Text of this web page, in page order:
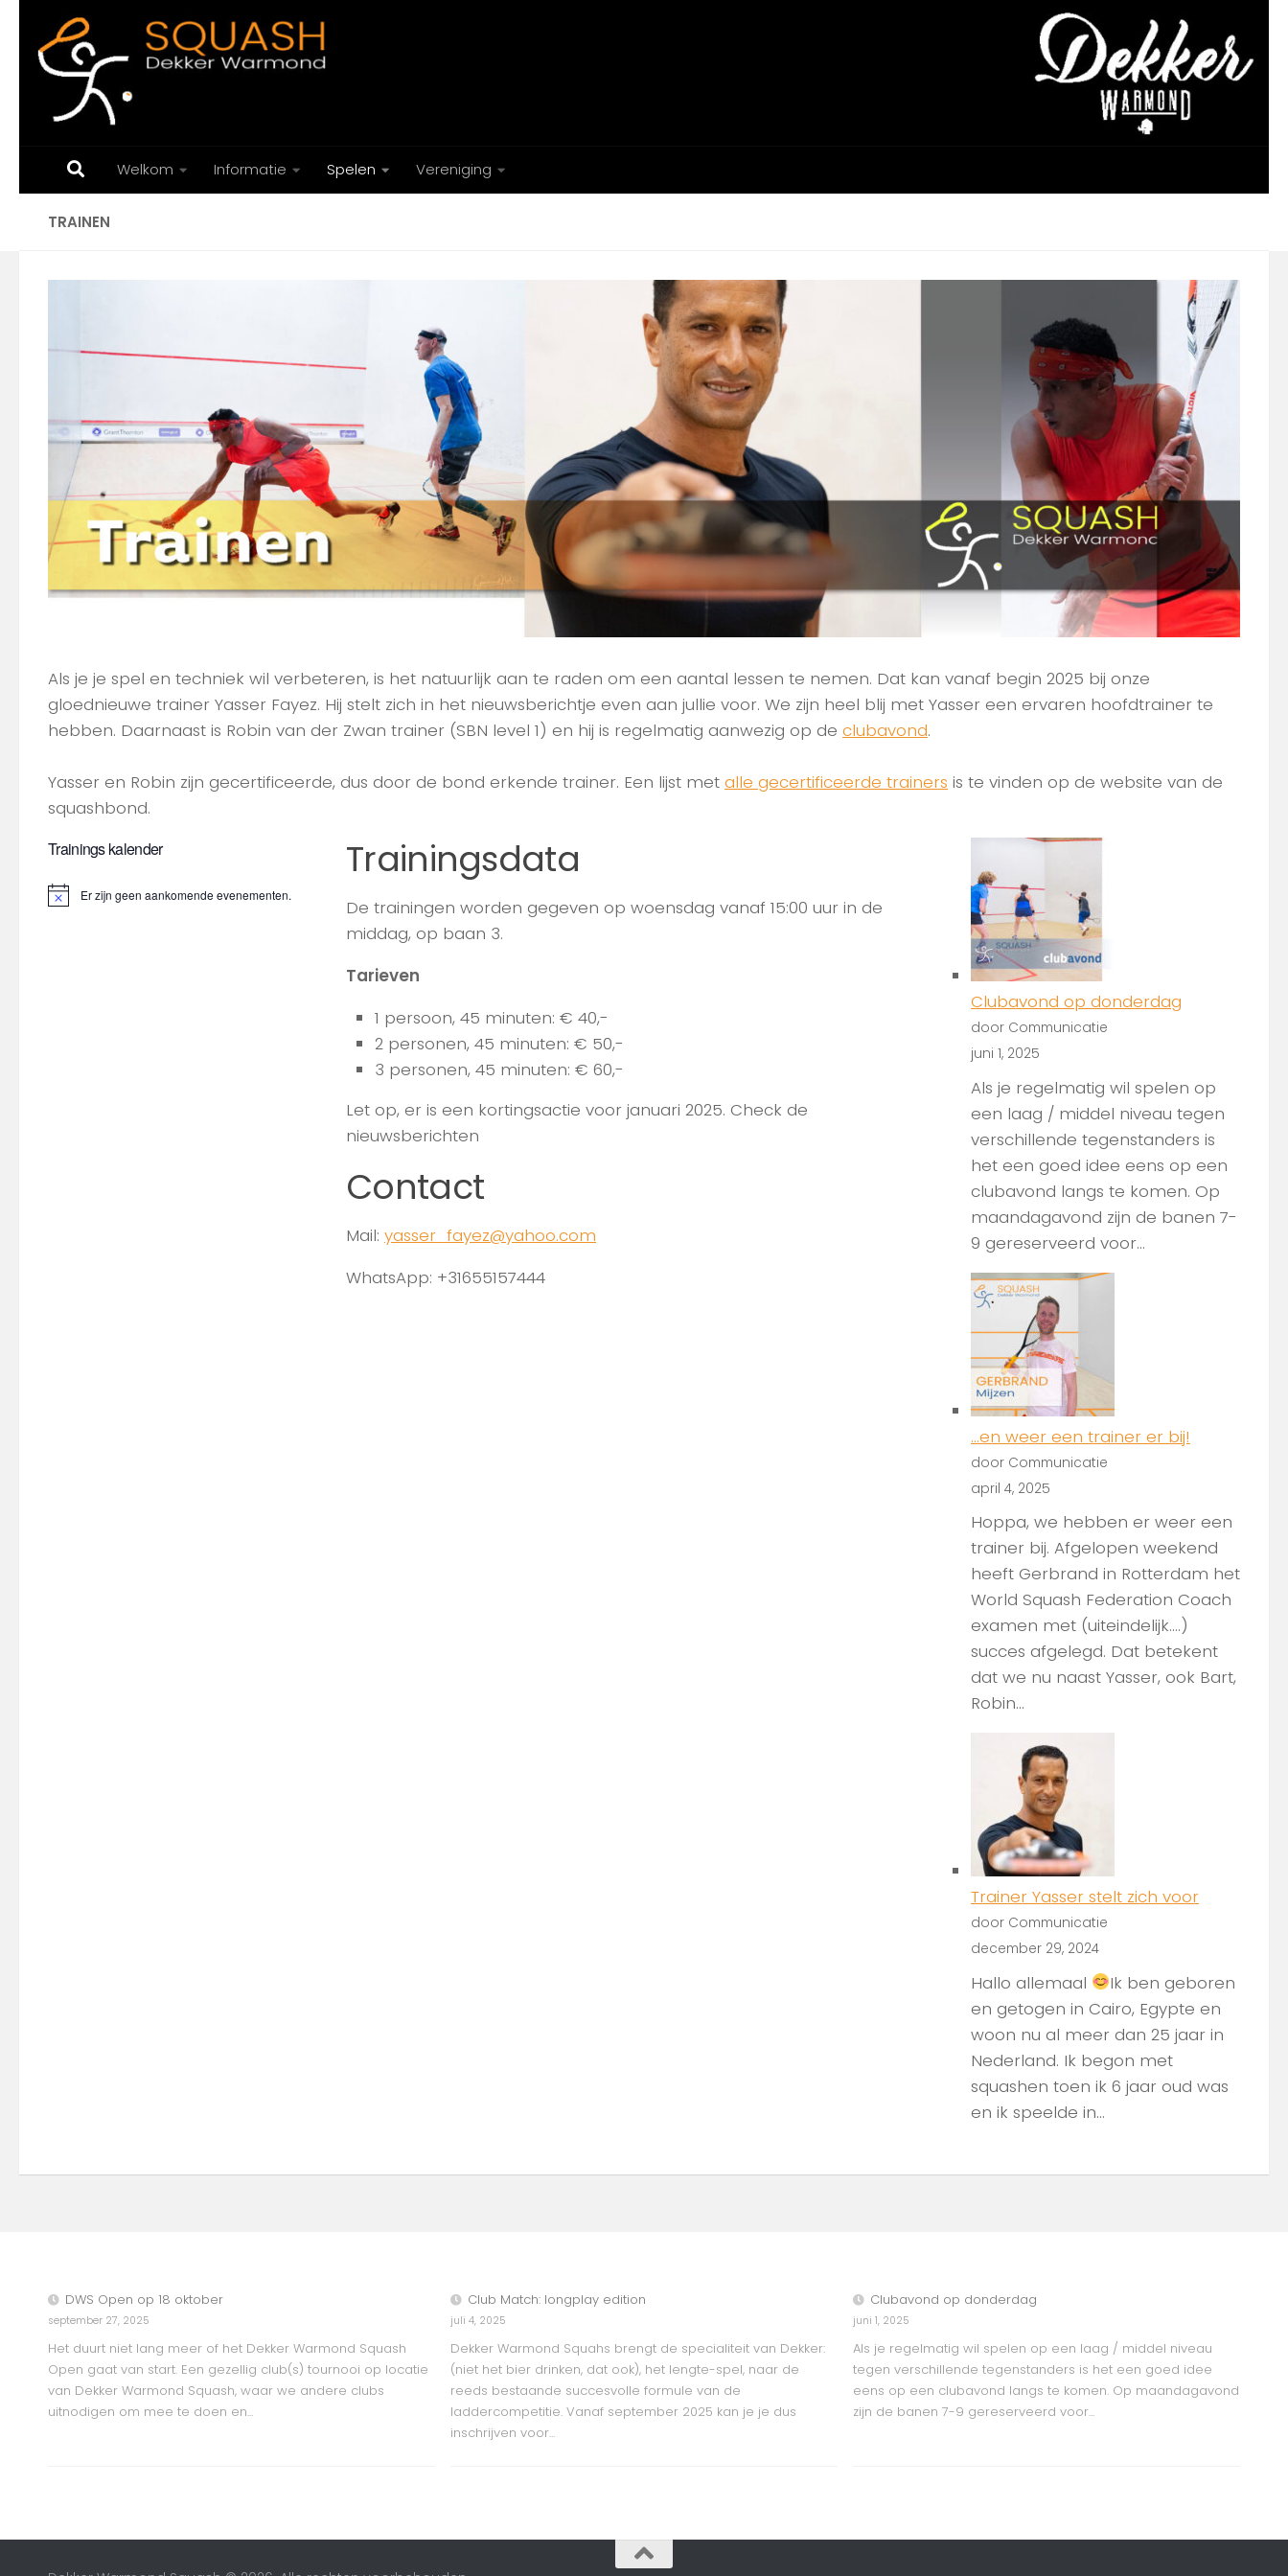
Doorgaan naar inhoud
Welkom Informatie Spelen Vereniging
TRAINEN
Als je je spel en techniek wil verbeteren, is het natuurlijk aan te raden om een aantal lessen te nemen. Dat kan vanaf begin 2025 bij onze
gloednieuwe trainer Yasser Fayez. Hij stelt zich in het nieuwsberichtje even aan jullie voor. We zijn heel blij met Yasser een ervaren hoofdtrainer te
hebben. Daarnaast is Robin van der Zwan trainer (SBN level 1) en hij is regelmatig aanwezig op de clubavond.
Yasser en Robin zijn gecertificeerde, dus door de bond erkende trainer. Een lijst met alle gecertificeerde trainers is te vinden op de website van de
squashbond.
Trainings kalender
N
Er zijn geen aankomende evenementen.
Trainingsdata
De trainingen worden gegeven op woensdag vanaf 15:00 uur in de
middag, op baan 3.
Tarieven
1 persoon, 45 minuten: € 40,-
2 personen, 45 minuten: € 50,-
3 personen, 45 minuten: € 60,-
Let op, er is een kortingsactie voor januari 2025. Check de
nieuwsberichten
Contact
Mail: yasser_fayez@yahoo.com
WhatsApp: +31655157444
Clubavond op donderdag
door Communicatie
juni 1, 2025
Als je regelmatig wil spelen op
een laag / middel niveau tegen
verschillende tegenstanders is
het een goed idee eens op een
clubavond langs te komen. Op
maandagavond zijn de banen 7-
9 gereserveerd voor...
…en weer een trainer er bij!
door Communicatie
april 4, 2025
Hoppa, we hebben er weer een
trainer bij. Afgelopen weekend
heeft Gerbrand in Rotterdam het
World Squash Federation Coach
examen met (uiteindelijk….)
succes afgelegd. Dat betekent
dat we nu naast Yasser, ook Bart,
Robin...
Trainer Yasser stelt zich voor
door Communicatie
december 29, 2024
Hallo allemaal
Ik ben geboren
en getogen in Cairo, Egypte en
woon nu al meer dan 25 jaar in
Nederland. Ik begon met
squashen toen ik 6 jaar oud was
en ik speelde in...
DWS Open op 18 oktober
september 27, 2025
Het duurt niet lang meer of het Dekker Warmond Squash
Open gaat van start. Een gezellig club(s) tournooi op locatie
van Dekker Warmond Squash, waar we andere clubs
uitnodigen om mee te doen en...
Club Match: longplay edition
juli 4, 2025
Dekker Warmond Squahs brengt de specialiteit van Dekker:
(niet het bier drinken, dat ook), het lengte-spel, naar de
reeds bestaande succesvolle formule van de
laddercompetitie. Vanaf september 2025 kan je je dus
inschrijven voor...
Clubavond op donderdag
juni 1, 2025
Als je regelmatig wil spelen op een laag / middel niveau
tegen verschillende tegenstanders is het een goed idee
eens op een clubavond langs te komen. Op maandagavond
zijn de banen 7-9 gereserveerd voor...